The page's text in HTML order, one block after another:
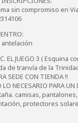
sin compromiso en
EL JUEGO 3 ( Esquina
de tranvía de la
SEDE CON TIENDA !!
NECESARIO PARA UN
camisas,
protectores